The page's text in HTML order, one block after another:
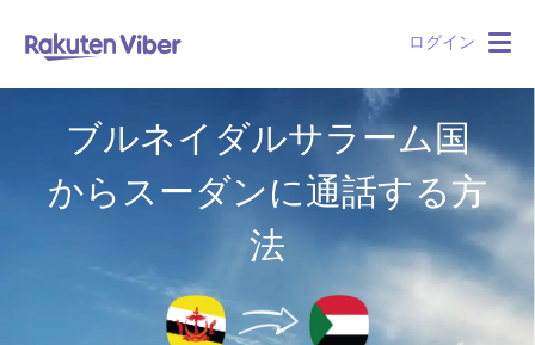
ログイン
ブルネイダルサラーム国
からスーダンに通話する方
法